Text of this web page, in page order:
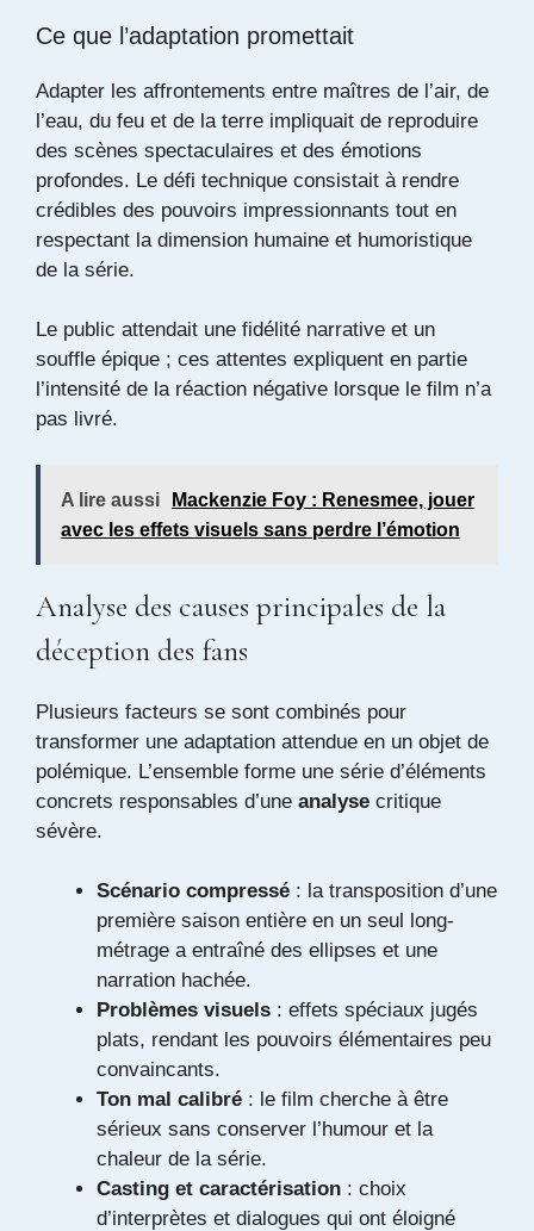
Ce que l’adaptation promettait
Adapter les affrontements entre maîtres de l’air, de
l’eau, du feu et de la terre impliquait de reproduire
des scènes spectaculaires et des émotions
profondes. Le défi technique consistait à rendre
crédibles des pouvoirs impressionnants tout en
respectant la dimension humaine et humoristique
de la série.
Le public attendait une fidélité narrative et un
souffle épique ; ces attentes expliquent en partie
l’intensité de la réaction négative lorsque le film n’a
pas livré.
A lire aussi
Mackenzie Foy : Renesmee, jouer
avec les effets visuels sans perdre l’émotion
Analyse des causes principales de la
déception des fans
Plusieurs facteurs se sont combinés pour
transformer une adaptation attendue en un objet de
polémique. L’ensemble forme une série d’éléments
concrets responsables d’une analyse critique
sévère.
Scénario compressé : la transposition d’une
première saison entière en un seul long-
métrage a entraîné des ellipses et une
narration hachée.
Problèmes visuels : effets spéciaux jugés
plats, rendant les pouvoirs élémentaires peu
convaincants.
Ton mal calibré : le film cherche à être
sérieux sans conserver l’humour et la
chaleur de la série.
Casting et caractérisation : choix
d’interprètes et dialogues qui ont éloigné